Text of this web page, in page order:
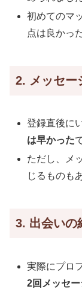
初めてのマ
点は良かっ
2. メッセー
登録直後に
は早かった
ただし、メ
じるものも
3. 出会いの
実際にプロ
2回メッセ